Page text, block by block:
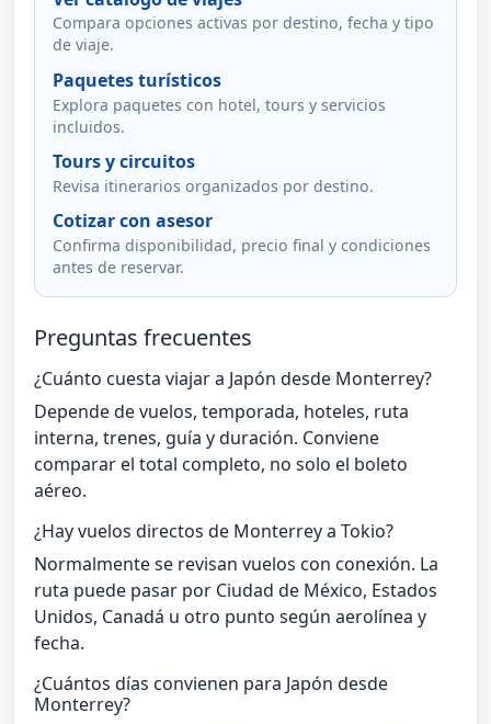
Compara opciones activas por destino, fecha y tipo
de viaje.
Paquetes turísticos
Explora paquetes con hotel, tours y servicios
incluidos.
Tours y circuitos
Revisa itinerarios organizados por destino.
Cotizar con asesor
Confirma disponibilidad, precio final y condiciones
antes de reservar.
Preguntas frecuentes
¿Cuánto cuesta viajar a Japón desde Monterrey?
Depende de vuelos, temporada, hoteles, ruta
interna, trenes, guía y duración. Conviene
comparar el total completo, no solo el boleto
aéreo.
¿Hay vuelos directos de Monterrey a Tokio?
Normalmente se revisan vuelos con conexión. La
ruta puede pasar por Ciudad de México, Estados
Unidos, Canadá u otro punto según aerolínea y
fecha.
¿Cuántos días convienen para Japón desde
Monterrey?